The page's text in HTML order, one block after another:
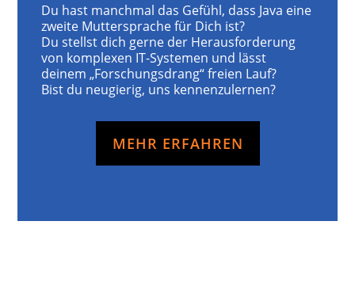
Du hast manchmal das Gefühl, dass Java eine
zweite Muttersprache für Dich ist?
Du stellst dich gerne der Herausforderung
von komplexen IT-Systemen und lässt
deinem „Forschungsdrang“ freien Lauf?
Bist du neugierig, uns kennenzulernen?
MEHR ERFAHREN